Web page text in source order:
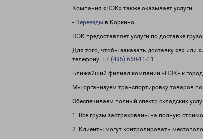
Компания «ПЭК» также оказывает услуги:
- Переезды в Коркино
ПЭК предоставляет услуги по доставке
Для того, чтобы заказать доставку «в» или
телефону: +7 (495) 660-11-11 .
Ближайший филиал компании «ПЭК» к
Мы организуем транспортировку товаров
Обеспечиваем полный спектр складских
1. Все грузы застрахованы на полную
2. Клиенты могут контролировать